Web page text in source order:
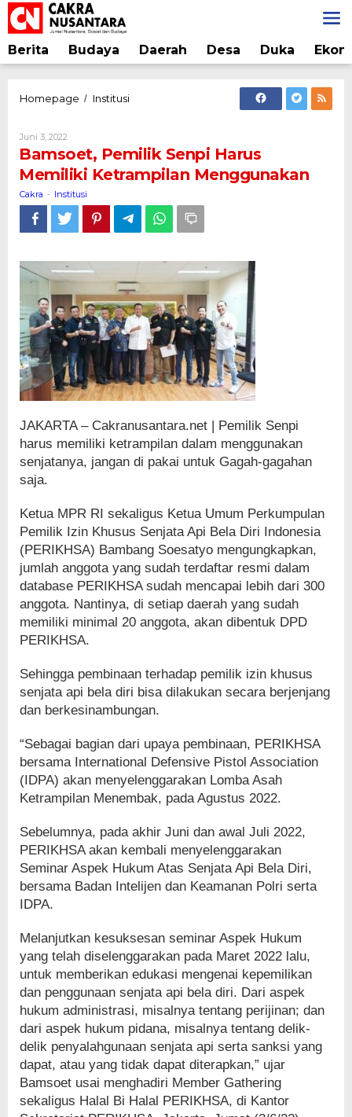
Lewati
ke
konten
Berita Budaya Daerah Desa Duka
Homepage / InstitusiBamsoet,
Harus
Memiliki
Ketrampilan
Juni 3, 2022
Cakra
Bamsoet, Pemilik Senpi Harus
Memiliki Ketrampilan Menggunakan
Cakra - Institusi
JAKARTA – Cakranusantara.net | Pemilik Senpi
harus memiliki ketrampilan dalam menggunakan
senjatanya, jangan di pakai untuk Gagah-gagahan
saja.
Ketua MPR RI sekaligus Ketua Umum Perkumpulan
Pemilik Izin Khusus Senjata Api Bela Diri Indonesia
(PERIKHSA) Bambang Soesatyo mengungkapkan,
jumlah anggota yang sudah terdaftar resmi dalam
database PERIKHSA sudah mencapai lebih dari 300
anggota. Nantinya, di setiap daerah yang sudah
memiliki minimal 20 anggota, akan dibentuk DPD
PERIKHSA.
Sehingga pembinaan terhadap pemilik izin khusus
senjata api bela diri bisa dilakukan secara berjenjang
dan berkesinambungan.
“Sebagai bagian dari upaya pembinaan, PERIKHSA
bersama International Defensive Pistol Association
(IDPA) akan menyelenggarakan Lomba Asah
Ketrampilan Menembak, pada Agustus 2022.
Sebelumnya, pada akhir Juni dan awal Juli 2022,
PERIKHSA akan kembali menyelenggarakan
Seminar Aspek Hukum Atas Senjata Api Bela Diri,
bersama Badan Intelijen dan Keamanan Polri serta
IDPA.
Melanjutkan kesuksesan seminar Aspek Hukum
yang telah diselenggarakan pada Maret 2022 lalu,
untuk memberikan edukasi mengenai kepemilikan
dan penggunaan senjata api bela diri. Dari aspek
hukum administrasi, misalnya tentang perijinan; dan
dari aspek hukum pidana, misalnya tentang delik-
delik penyalahgunaan senjata api serta sanksi yang
dapat, atau yang tidak dapat diterapkan,” ujar
Bamsoet usai menghadiri Member Gathering
sekaligus Halal Bi Halal PERIKHSA, di Kantor